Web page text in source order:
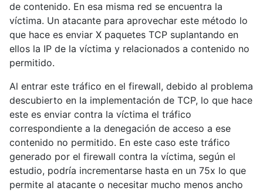
de contenido. En esa misma red se encuentra la
víctima. Un atacante para aprovechar este método lo
que hace es enviar X paquetes TCP suplantando en
ellos la IP de la víctima y relacionados a contenido no
permitido.
Al entrar este tráfico en el firewall, debido al problema
descubierto en la implementación de TCP, lo que hace
este es enviar contra la víctima el tráfico
correspondiente a la denegación de acceso a ese
contenido no permitido. En este caso este tráfico
generado por el firewall contra la víctima, según el
estudio, podría incrementarse hasta en un 75x lo que
permite al atacante o necesitar mucho menos ancho